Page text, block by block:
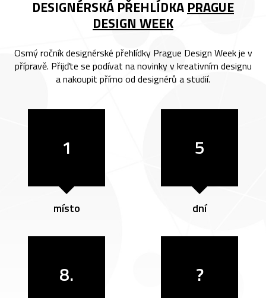
DESIGNÉRSKÁ PŘEHLÍDKA PRAGUE
DESIGN WEEK
Osmý ročník designérské přehlídky Prague Design Week je v
přípravě. Přijďte se podívat na novinky v kreativním designu
a nakoupit přímo od designérů a studií.
1
místo
5
dní
8. ?